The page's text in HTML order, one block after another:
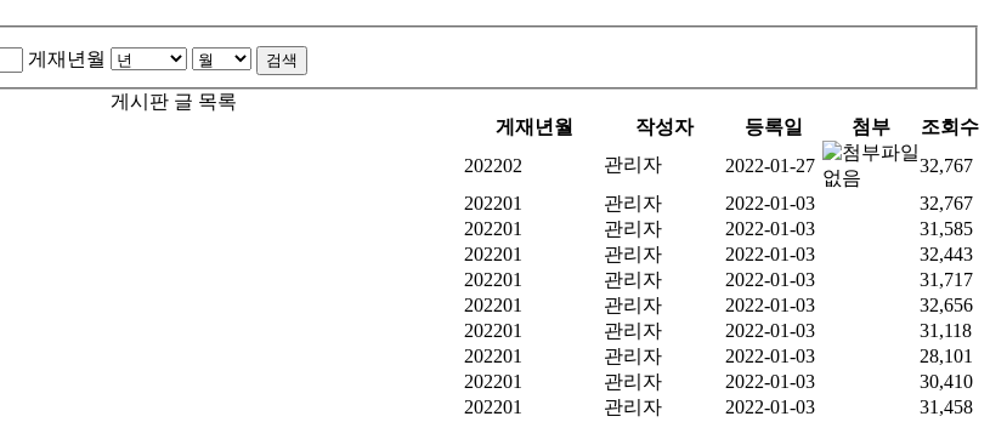
게재년월 검색
게시판 글 목록
게재년월 작성자 등록일 첨부
조회수
202202 관리자 2022-01-27
32,767
202201 관리자 2022-01-03
32,767
202201 관리자 2022-01-03
31,585
202201 관리자 2022-01-03
32,443
202201 관리자 2022-01-03
31,717
202201 관리자 2022-01-03
32,656
202201 관리자 2022-01-03
31,118
202201 관리자 2022-01-03
28,101
202201 관리자 2022-01-03
30,410
202201 관리자 2022-01-03 31,458